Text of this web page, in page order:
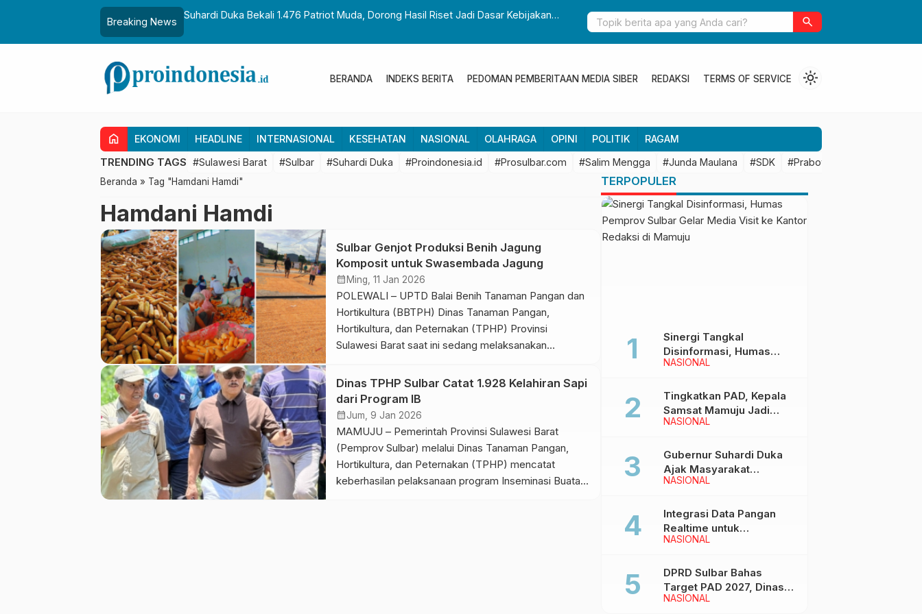
Breaking News
Suhardi Duka Bekali 1.476 Patriot Muda, Dorong Hasil Riset Jadi Dasar Kebijakan
Gubernur Sulbar Perkuat Kolaborasi Riset dengan BRIN untuk Mendukung
Pembangunan Daerah
search
BERANDA INDEKS BERITA PEDOMAN PEMBERITAAN MEDIA SIBER REDAKSI TERMS OF SERVICE light_mode
home EKONOMI HEADLINE INTERNASIONAL KESEHATAN NASIONAL OLAHRAGA OPINI POLITIK RAGAM
TRENDING TAGS #Sulawesi Barat #Sulbar #Suhardi Duka #Proindonesia.id #Prosulbar.com #Salim Mengga #Junda Maulana #SDK #Prabowo Subianto
Beranda » Tag "Hamdani Hamdi"
Hamdani Hamdi
Sulbar Genjot Produksi Benih Jagung
Komposit untuk Swasembada Jagung
calendar_month Ming, 11 Jan 2026
POLEWALI – UPTD Balai Benih Tanaman Pangan dan
Hortikultura (BBTPH) Dinas Tanaman Pangan,
Hortikultura, dan Peternakan (TPHP) Provinsi
Sulawesi Barat saat ini sedang melaksanakan
memproduksi jagung pakan dalam mendukung
swasembada jagung. Program ini dalam rangka
mendukung upaya Pemerintah Sulawesi Barat di
bawah kepemimpinan Gubernur Suhardi Duka dan
Wakil Gubernur […]
Dinas TPHP Sulbar Catat 1.928 Kelahiran Sapi
dari Program IB
calendar_monthJum, 9 Jan 2026
MAMUJU – Pemerintah Provinsi Sulawesi Barat
(Pemprov Sulbar) melalui Dinas Tanaman Pangan,
Hortikultura, dan Peternakan (TPHP) mencatat
keberhasilan pelaksanaan program Inseminasi Buatan
TERPOPULER
NASIONAL
Sinergi Tangkal
Disinformasi, Humas
Pemprov Sulbar Gelar
Redaksi di Mamuju
NASIONAL
Tingkatkan PAD, Kepala
Samsat Mamuju Jadi
Narasumber Hearing
DPRD Sulbar
NASIONAL
Gubernur Suhardi Duka
Ajak Masyarakat
Meriahkan Event
NASIONAL
Integrasi Data Pangan
Realtime untuk
Kendalikan inflasi,
Kembangkan Sistem
SAPEDA
NASIONAL
DPRD Sulbar Bahas
Target PAD 2027, Dinas
PUPR Siap Optimalkan